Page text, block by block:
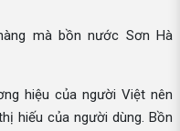
mà bồn nước Sơn Hà
hiệu của người Việt nên
hiếu của người dùng. Bồn